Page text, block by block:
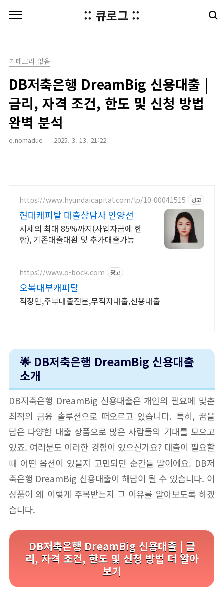
:: 큐로그 ::
카테고리 없음
DB저축은행 DreamBig 신용대출 |
금리, 자격 조건, 한도 및 신청 방법
완벽 분석
q.nomadue 2025. 3. 13. 21:22
https://www.hyundaicapital.com/lp/10-00041515 광고
현대캐피탈 대출상담사 안양선
시세의 최대 85%까지(사업자금에 한
함), 기존대출대환 및 추가대출가능
https://www.o-bock.com 광고
오복대부캐피탈
직장인,주부대출전문,무직자대출,신용대출
🌟 DB저축은행 DreamBig 신용대출
소개
DB저축은행 DreamBig 신용대출은 개인의 필요에 맞춘
최적의 금융 솔루션으로 떠오르고 있습니다. 특히, 꿈을
담은 다양한 대출 상품으로 많은 사람들의 기대를 모으고
있죠. 여러분도 이러한 경험이 있으신가요? 대출이 필요할
때 어떤 옵션이 있을지 고민되던 순간들 말이에요. DB저
축은행 DreamBig 신용대출이 해답이 될 수 있습니다. 이
상품이 왜 이렇게 주목받는지 그 이유를 알아보도록 하겠
습니다.
DB저축은행 DreamBig 신용대출 | 금
리, 자격 조건, 한도 및 신청 방법 더 알아
보기